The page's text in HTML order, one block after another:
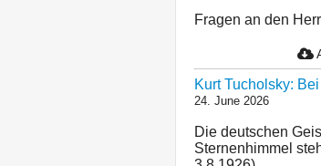
Fragen an den
Kurt Tucholsky:
24. June 2026
Die deutschen
Sternenhimmel